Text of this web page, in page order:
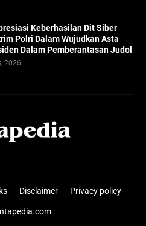
Keberhasilan Dit Siber
Polri Dalam Wujudkan Asta
Dalam Pemberantasan Judol
2026
Disclaimer Privacy policy